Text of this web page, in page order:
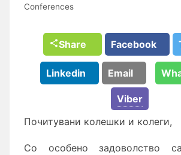
Conferences
Share Facebook
Linkedin Email
Viber
Почитувани колешки и колеги,
Со особено задоволство